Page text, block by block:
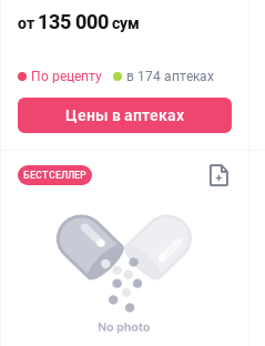
от 135 000сум
По рецепту в 174 аптеках
Цены в аптеках
БЕСТСЕЛЛЕР